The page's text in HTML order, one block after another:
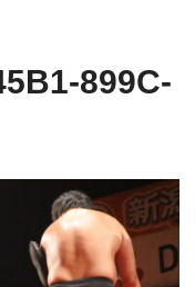
899C-